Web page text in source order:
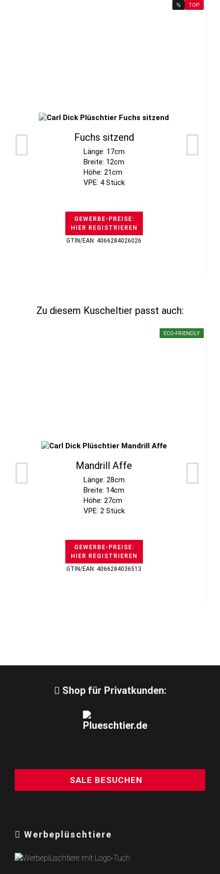
% TOP
Fuchs sitzend
Länge: 17cm
Breite: 12cm
Höhe: 21cm
VPE: 4 Stück
GEWERBE-PREISE:
HIER REGISTRIEREN
GTIN/EAN: 4066284026026
Zu diesem Kuscheltier passt auch:
ECO-FRIENDLY
Mandrill Affe
Länge: 28cm
Breite: 14cm
Höhe: 27cm
VPE: 2 Stück
GEWERBE-PREISE:
HIER REGISTRIEREN
GTIN/EAN: 4066284036513
Shop für Privatkunden:
SALE BESUCHEN
Werbeplüschtiere